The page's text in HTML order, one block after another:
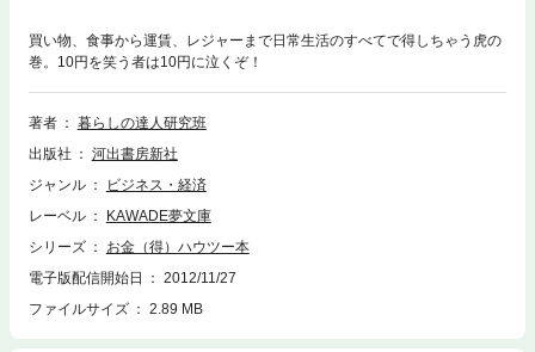
買い物、食事から運賃、レジャーまで日常生活のすべてで得しちゃう虎の
巻。10円を笑う者は10円に泣くぞ！
著者
暮らしの達人研究班
出版社
河出書房新社
ジャンル
ビジネス・経済
レーベル
KAWADE夢文庫
シリーズ
お金（得）ハウツー本
電子版配信開始日
2012/11/27
ファイルサイズ
2.89 MB